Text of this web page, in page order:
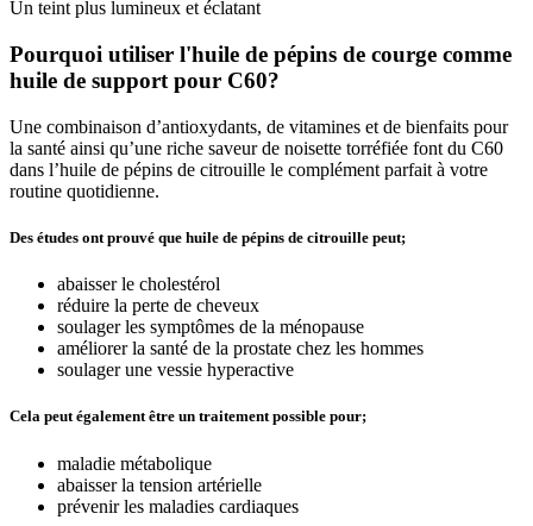
Un teint plus lumineux et éclatant
Pourquoi utiliser l'huile de pépins de courge comme
huile de support pour C60?
Une combinaison d’antioxydants, de vitamines et de bienfaits pour
la santé ainsi qu’une riche saveur de noisette torréfiée font du C60
dans l’huile de pépins de citrouille le complément parfait à votre
routine quotidienne.
Des études ont prouvé que huile de pépins de citrouille peut;
abaisser le cholestérol
réduire la perte de cheveux
soulager les symptômes de la ménopause
améliorer la santé de la prostate chez les hommes
soulager une vessie hyperactive
Cela peut également être un traitement possible pour;
maladie métabolique
abaisser la tension artérielle
prévenir les maladies cardiaques